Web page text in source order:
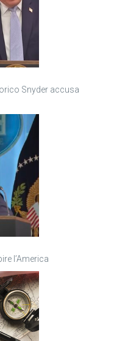
Snyder accusa
l’America